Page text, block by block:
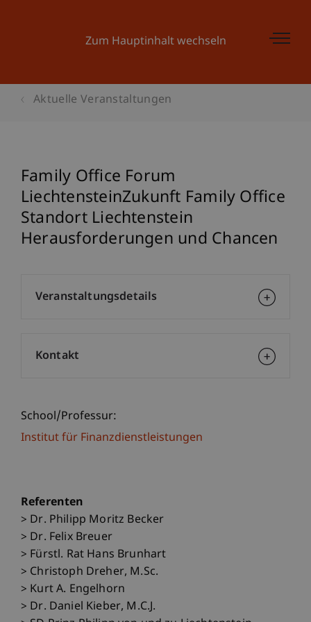
Zum Hauptinhalt wechseln
Aktuelle Veranstaltungen
Family Office Forum
LiechtensteinZukunft Family Office
Standort Liechtenstein
Herausforderungen und Chancen
School/Professur:
Institut für Finanzdienstleistungen
Referenten
> Dr. Philipp Moritz Becker
> Dr. Felix Breuer
> Fürstl. Rat Hans Brunhart
> Christoph Dreher, M.Sc.
> Kurt A. Engelhorn
> Dr. Daniel Kieber, M.C.J.
Veranstaltungsdetails
Kontakt